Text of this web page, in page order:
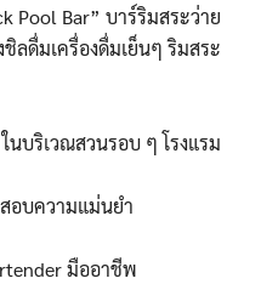
Pool Bar” บาร์ริมสระว่าย
ลดื่มเครื่องดื่มเย็นๆ ริมสระ
นบริเวณสวนรอบ ๆ โรงแรม
อบความแม่นยำ
มืออาชีพ